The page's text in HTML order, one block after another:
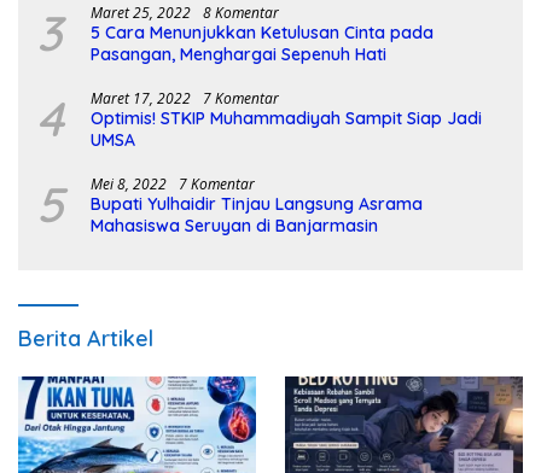
3 Maret 25, 2022 8 Komentar
5 Cara Menunjukkan Ketulusan Cinta pada
Pasangan, Menghargai Sepenuh Hati
4 Maret 17, 2022 7 Komentar
Optimis! STKIP Muhammadiyah Sampit Siap Jadi
UMSA
5 Mei 8, 2022 7 Komentar
Bupati Yulhaidir Tinjau Langsung Asrama
Mahasiswa Seruyan di Banjarmasin
Berita Artikel